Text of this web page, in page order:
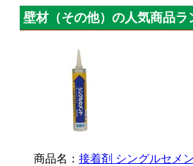
壁材（その他）の人気商品
商品名： 接着剤 シングルセメ